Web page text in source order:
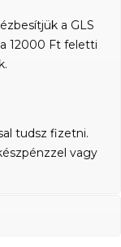
a GLS
12000 Ft feletti
tudsz fizetni.
vagy